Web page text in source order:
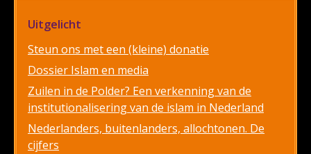
Uitgelicht
Steun ons met een (kleine) donatie
Dossier Islam en media
Zuilen in de Polder? Een verkenning van de
institutionalisering van de islam in Nederland
Nederlanders, buitenlanders, allochtonen. De
cijfers